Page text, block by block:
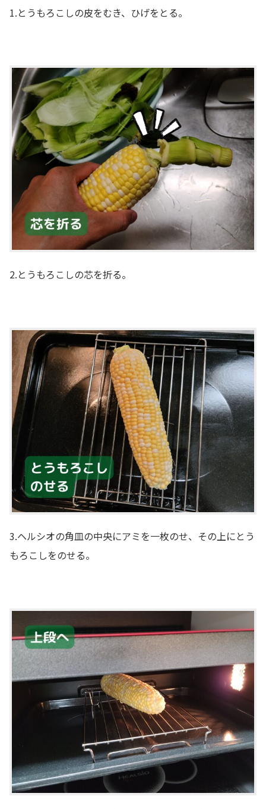
1.とうもろこしの皮をむき、ひげをとる。
2.とうもろこしの芯を折る。
3.ヘルシオの角皿の中央にアミを一枚のせ、その上にとう
もろこしをのせる。